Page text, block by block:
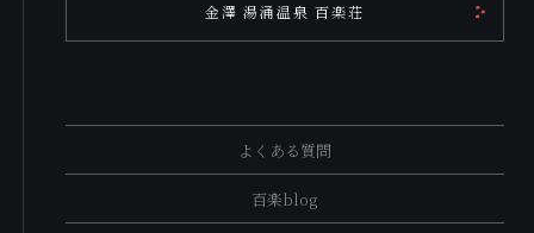
金澤 湯涌温泉 百楽荘
よくある質問
百楽blog